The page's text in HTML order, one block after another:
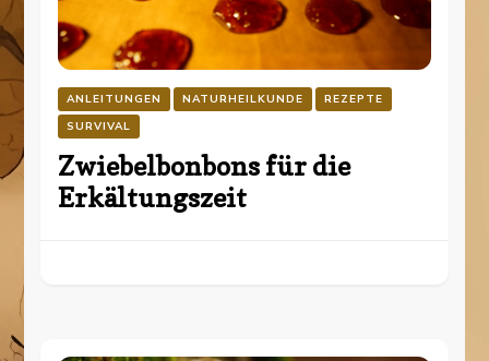
ANLEITUNGEN NATURHEILKUNDE
REZEPTE
SURVIVAL
Zwiebelbonbons für die
Erkältungszeit